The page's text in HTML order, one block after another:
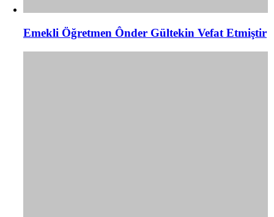
Emekli Öğretmen Ônder Gültekin Vefat Etmiştir